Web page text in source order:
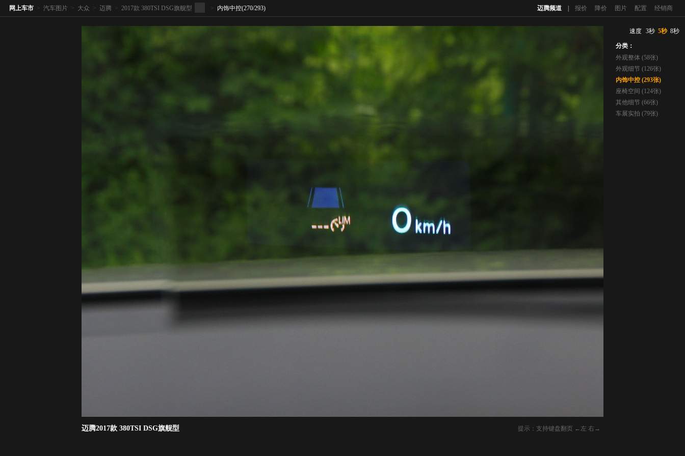
迈腾频道 报价 降价 图片 配置 经销商
网上车市 > 汽车图片 > 大众 > 迈腾 > 2017款 380TSI DSG旗舰型 > 内饰中控(270/293)
提示：支持键盘翻页 ←左 右→
迈腾2017款 380TSI DSG旗舰型
速度 3秒 5秒 8秒
分类：
外观整体 (58张)
外观细节 (126张)
内饰中控 (293张)
座椅空间 (124张)
其他细节 (66张)
车展实拍 (79张)